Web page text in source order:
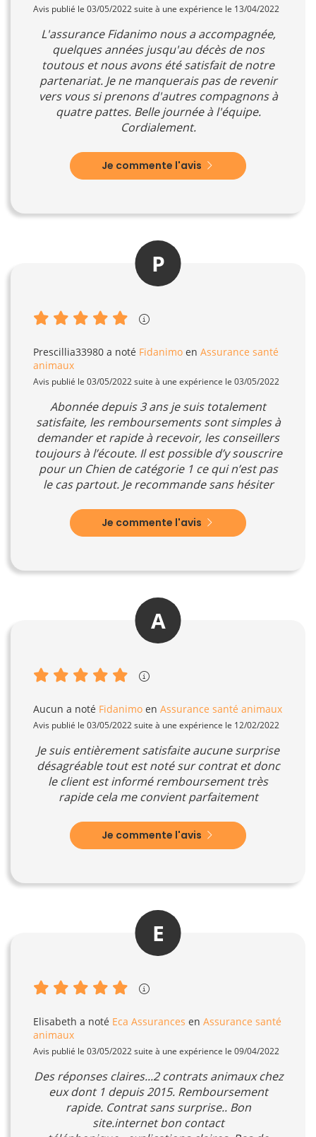
Avis publié le 03/05/2022 suite à une expérience le 13/04/2022
L'assurance Fidanimo nous a accompagnée,
quelques années jusqu'au décès de nos
toutous et nous avons été satisfait de notre
partenariat. Je ne manquerais pas de revenir
vers vous si prenons d'autres compagnons à
quatre pattes. Belle journée à l'équipe.
Cordialement.
Je commente l'avis
P
Prescillia33980 a noté Fidanimo en Assurance santé
animaux
Avis publié le 03/05/2022 suite à une expérience le 03/05/2022
Abonnée depuis 3 ans je suis totalement
satisfaite, les remboursements sont simples à
demander et rapide à recevoir, les conseillers
toujours à l’écoute. Il est possible d’y souscrire
pour un Chien de catégorie 1 ce qui n’est pas
le cas partout. Je recommande sans hésiter
Je commente l'avis
A
Aucun a noté Fidanimo en Assurance santé animaux
Avis publié le 03/05/2022 suite à une expérience le 12/02/2022
Je suis entièrement satisfaite aucune surprise
désagréable tout est noté sur contrat et donc
le client est informé remboursement très
rapide cela me convient parfaitement
Je commente l'avis
E
Elisabeth a noté Eca Assurances en Assurance santé
animaux
Avis publié le 03/05/2022 suite à une expérience le 09/04/2022
Des réponses claires...2 contrats animaux chez
eux dont 1 depuis 2015. Remboursement
rapide. Contrat sans surprise.. Bon
site.internet bon contact